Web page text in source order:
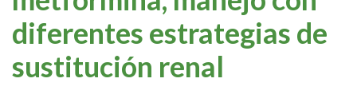
diferentes estrategias de
sustitución renal